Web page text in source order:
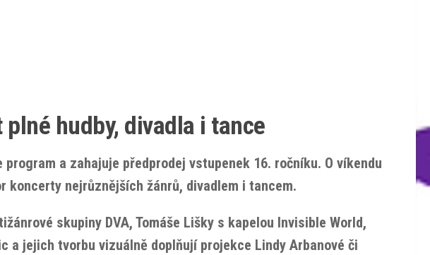
hudby, divadla i tance
a zahajuje předprodej vstupenek 16. ročníku. O víkendu
koncerty nejrůznějších žánrů, divadlem i tancem.
skupiny DVA, Tomáše Lišky s kapelou Invisible World,
a jejich tvorbu vizuálně doplňují projekce Lindy Arbanové či